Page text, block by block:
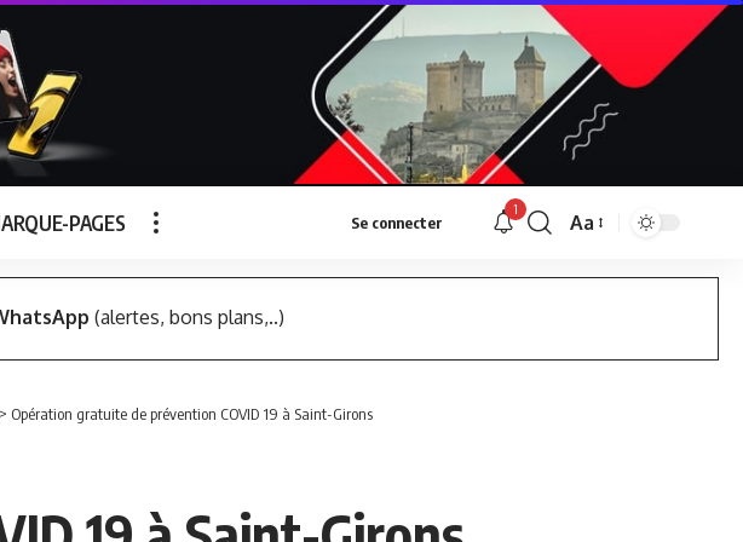
PAGES Se connecter
1
Font
Aa
(alertes, bons plans,..)
> Opération gratuite de prévention COVID 19 à Saint-Girons